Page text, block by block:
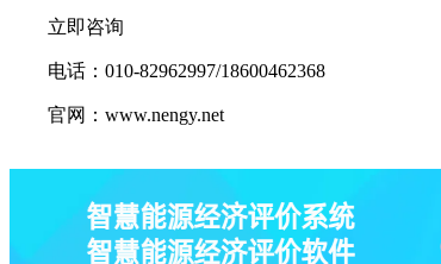
立即咨询
电话：010-82962997/18600462368
官网：www.nengy.net